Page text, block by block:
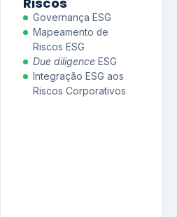
Governança ESG
Mapeamento de
Riscos ESG
Due diligence ESG
Integração ESG aos
Riscos Corporativos